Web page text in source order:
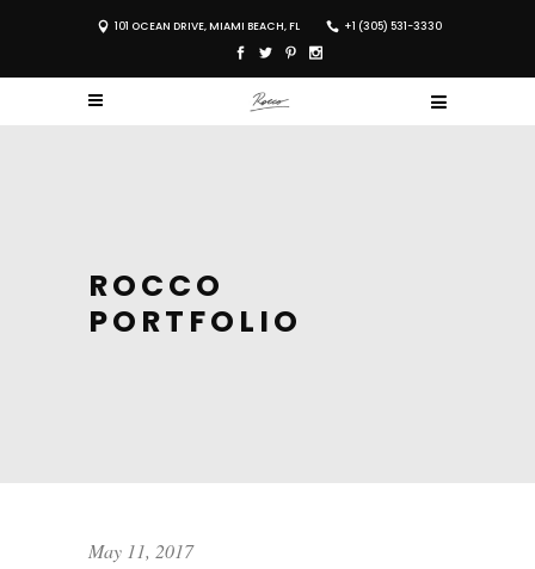
101 OCEAN DRIVE, MIAMI BEACH, FL +1 (305) 531-3330
ROCCO
PORTFOLIO
May 11, 2017